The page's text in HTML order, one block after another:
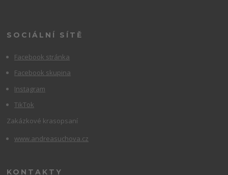
SOCIÁLNÍ SÍTĚ
Facebook stránka
Facebook skupina
Instagram
TikTok
Zakázkové krasopsaní
www.andreasuchova.cz
KONTAKTY